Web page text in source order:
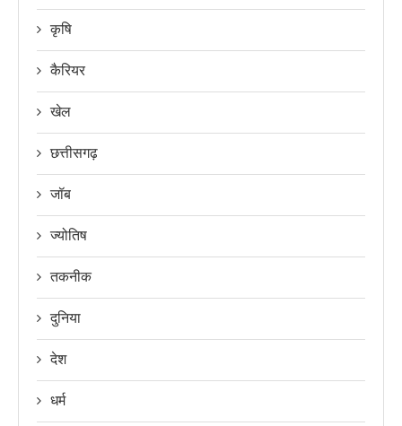
कृषि
कैरियर
खेल
छत्तीसगढ़
जॉब
ज्योतिष
तकनीक
दुनिया
देश
धर्म